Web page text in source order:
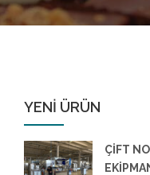
YENİ ÜRÜN
ÇİFT